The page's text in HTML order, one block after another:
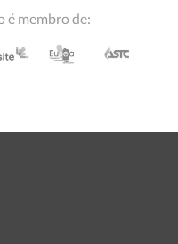
é membro de: